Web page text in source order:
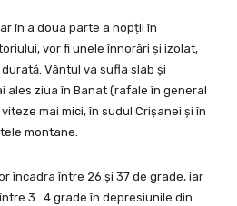
în a doua parte a nopții în
vor fi unele înnorări și izolat,
Vântul va sufla slab și
ales ziua în Banat (rafale în general
mai mici, în sudul Crișanei și în
montane.
încadra între 26 și 37 de grade, iar
3…4 grade în depresiunile din